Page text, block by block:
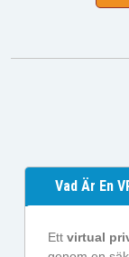
Vad Är En
Ett virtual